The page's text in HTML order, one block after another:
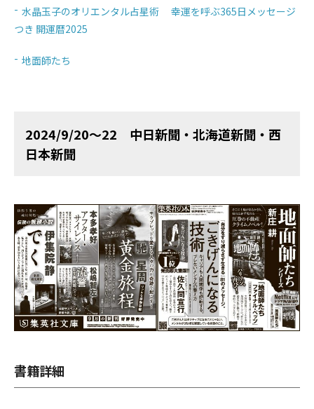
水晶玉子のオリエンタル占星術 幸運を呼ぶ365日メッセージ
つき 開運暦2025
地面師たち
2024/9/20～22 中日新聞・北海道新聞・西
日本新聞
書籍詳細